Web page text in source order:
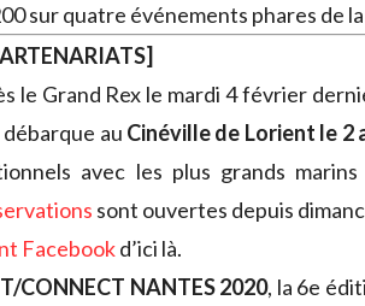
sur quatre événements phares de
le Grand Rex le mardi 4 février
au Cinéville de Lorient le 2
avec les plus grands
sont ouvertes depuis
Facebookd’ici là.
CONNECT NANTES 2020, la 6e